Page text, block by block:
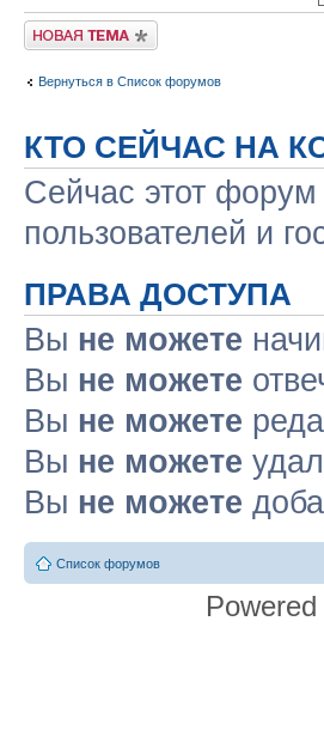
Новая тема
Вернуться в Список форумов
КТО СЕЙЧАС НА
Сейчас этот форум
пользователей и
ПРАВА ДОСТУПА
Вы не можете
Вы не можете
Вы не можете
Вы не можете
Вы не можете
Список форумов